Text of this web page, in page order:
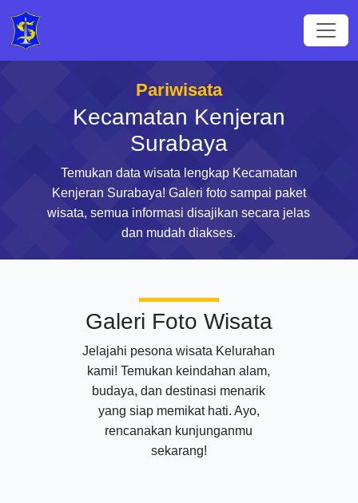
Pariwisata
Kecamatan Kenjeran
Surabaya
Temukan data wisata lengkap Kecamatan
Kenjeran Surabaya! Galeri foto sampai paket
wisata, semua informasi disajikan secara jelas
dan mudah diakses.
Galeri Foto Wisata
Jelajahi pesona wisata Kelurahan
kami! Temukan keindahan alam,
budaya, dan destinasi menarik
yang siap memikat hati. Ayo,
rencanakan kunjunganmu
sekarang!